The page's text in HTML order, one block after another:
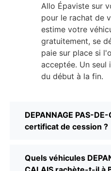
Allo Épaviste sur
pour le rachat de
estime votre
gratuitement, se
paie sur place si
acceptée. Un seul
du début à la fin.
DEPANNAGE PAS-
certificat de cession ?
Quels véhicules